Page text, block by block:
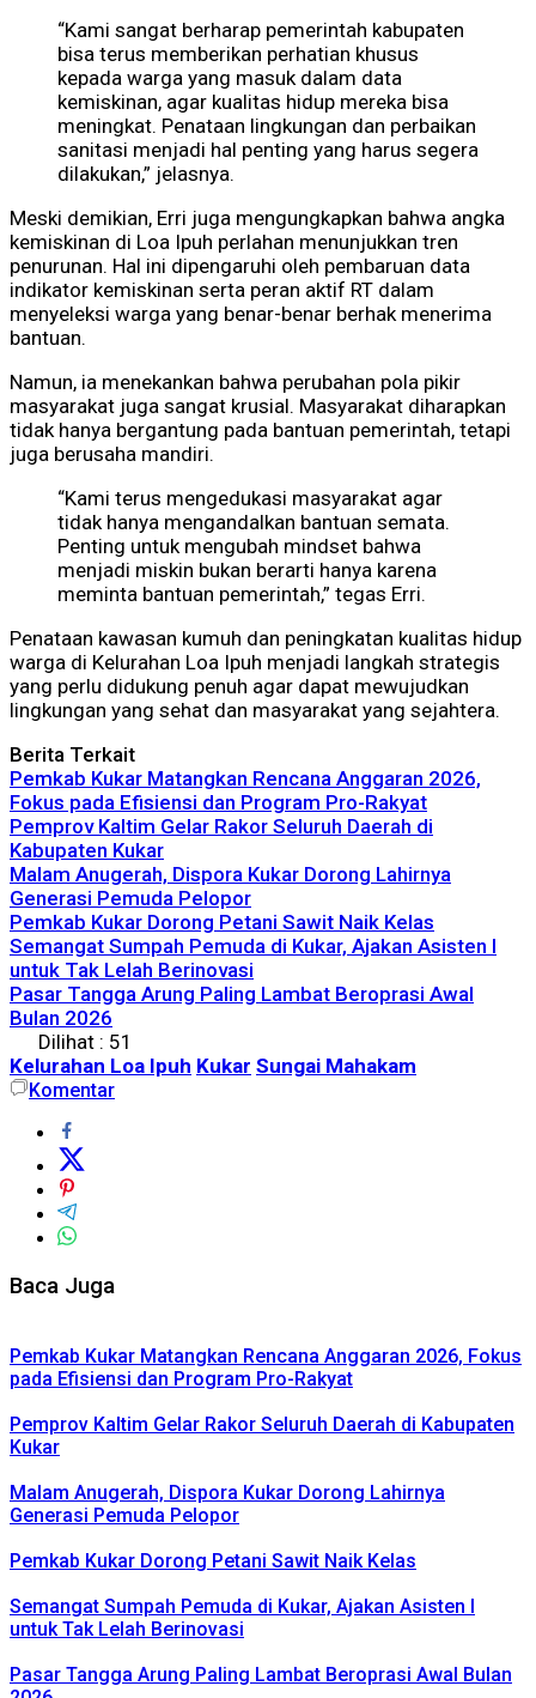
“Kami sangat berharap pemerintah kabupaten
bisa terus memberikan perhatian khusus
kepada warga yang masuk dalam data
kemiskinan, agar kualitas hidup mereka bisa
meningkat. Penataan lingkungan dan perbaikan
sanitasi menjadi hal penting yang harus segera
dilakukan,” jelasnya.
Meski demikian, Erri juga mengungkapkan bahwa angka
kemiskinan di Loa Ipuh perlahan menunjukkan tren
penurunan. Hal ini dipengaruhi oleh pembaruan data
indikator kemiskinan serta peran aktif RT dalam
menyeleksi warga yang benar-benar berhak menerima
bantuan.
Namun, ia menekankan bahwa perubahan pola pikir
masyarakat juga sangat krusial. Masyarakat diharapkan
tidak hanya bergantung pada bantuan pemerintah, tetapi
juga berusaha mandiri.
“Kami terus mengedukasi masyarakat agar
tidak hanya mengandalkan bantuan semata.
Penting untuk mengubah mindset bahwa
menjadi miskin bukan berarti hanya karena
meminta bantuan pemerintah,” tegas Erri.
Penataan kawasan kumuh dan peningkatan kualitas hidup
warga di Kelurahan Loa Ipuh menjadi langkah strategis
yang perlu didukung penuh agar dapat mewujudkan
lingkungan yang sehat dan masyarakat yang sejahtera.
Berita Terkait
Pemkab Kukar Matangkan Rencana Anggaran 2026,
Fokus pada Efisiensi dan Program Pro-Rakyat
Pemprov Kaltim Gelar Rakor Seluruh Daerah di
Kabupaten Kukar
Malam Anugerah, Dispora Kukar Dorong Lahirnya
Generasi Pemuda Pelopor
Pemkab Kukar Dorong Petani Sawit Naik Kelas
Semangat Sumpah Pemuda di Kukar, Ajakan Asisten I
untuk Tak Lelah Berinovasi
Pasar Tangga Arung Paling Lambat Beroprasi Awal
Bulan 2026
Dilihat : 51
Kelurahan Loa Ipuh Kukar Sungai Mahakam
Komentar
Baca Juga
Pemkab Kukar Matangkan Rencana Anggaran 2026, Fokus
pada Efisiensi dan Program Pro-Rakyat
Pemprov Kaltim Gelar Rakor Seluruh Daerah di Kabupaten
Kukar
Malam Anugerah, Dispora Kukar Dorong Lahirnya
Generasi Pemuda Pelopor
Pemkab Kukar Dorong Petani Sawit Naik Kelas
Semangat Sumpah Pemuda di Kukar, Ajakan Asisten I
untuk Tak Lelah Berinovasi
Pasar Tangga Arung Paling Lambat Beroprasi Awal Bulan